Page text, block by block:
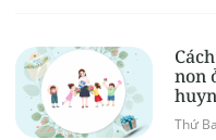
non
Thứ